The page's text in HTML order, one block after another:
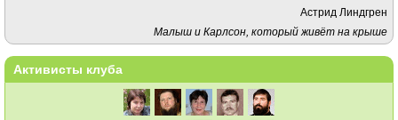
Астрид Линдгрен
Малыш и Карлсон, который живёт на крыше
Активисты клуба